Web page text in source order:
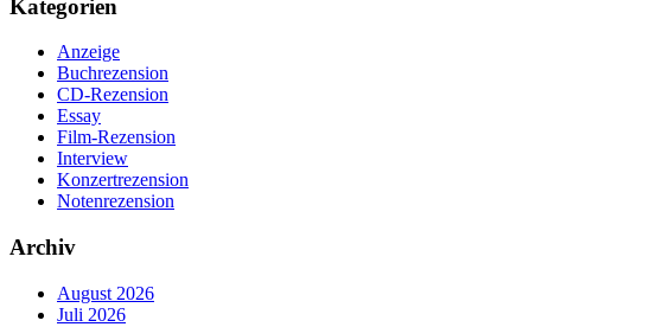
Kategorien
Anzeige
Buchrezension
CD-Rezension
Essay
Film-Rezension
Interview
Konzertrezension
Notenrezension
Archiv
August 2026
Juli 2026